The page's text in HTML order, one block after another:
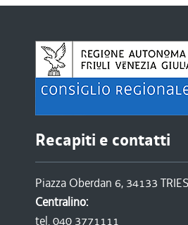
Recapiti e contatti
Piazza Oberdan 6, 34133
Centralino:
tel. 040 3771111